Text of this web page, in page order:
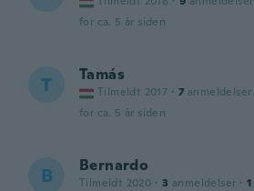
for ca. 5 år siden
T Tamás
Tilmeldt 2017 · 7 anmeldelser
for ca. 5 år siden
B Bernardo
Tilmeldt 2020 · 3 anmeldelser · 1